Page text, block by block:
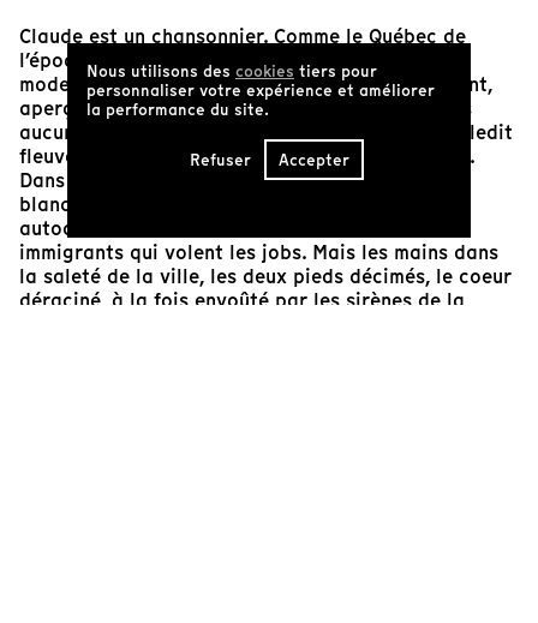
Claude est un chansonnier. Comme le Québec de
l’époque, il se cherche. Coincé entre tradition et
modernité, comme les marsouins du Saint-Laurent,
aperçus par Cartier : «blancs comme neige sans
aucune tache […] en fort grand nombre dedans ledit
fleuve qui vivent entre la mer et l’eaule doulce ».
Dans la naïveté de l’époque, les Québécois sont
blancs et sans tache, appelant encore les
autochtones « des indiens » et maudissant les
immigrants qui volent les jobs. Mais les mains dans
la saleté de la ville, les deux pieds décimés, le coeur
déraciné, à la fois envoûté par les sirènes de la
Nous utilisons des cookies tiers pour
personnaliser votre expérience et améliorer
la performance du site.
Refuser Accepter